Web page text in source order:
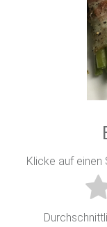
Klicke auf einen